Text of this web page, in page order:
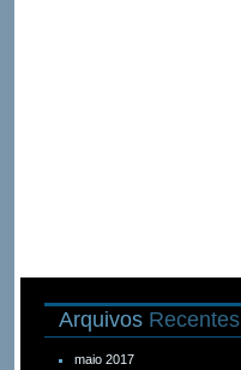
Arquivos Recentes
maio 2017